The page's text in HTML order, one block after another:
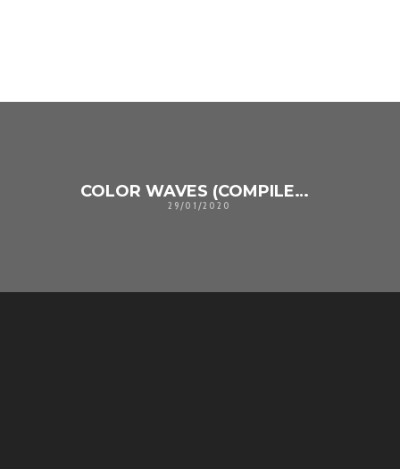
COLOR WAVES (COMPILED BY DIGITAL-X)
29/01/2020